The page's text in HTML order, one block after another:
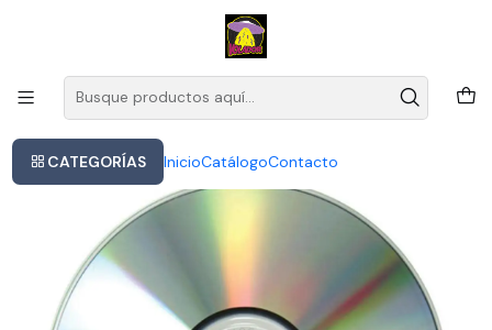
CATEGORÍAS InicioCatálogoContacto
Este es el texto del slide
Rem - The Best Of Rem In Time 1988 - 2003- Cd Versión Estándar
2003 En Caja De Plástico Producido Por Universal Music